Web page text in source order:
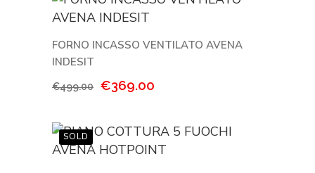
FORNO INCASSO VENTILATO AVENA
INDESIT
€499.00
Il
era:
€499.00.
€369.00
è:
€369.00.